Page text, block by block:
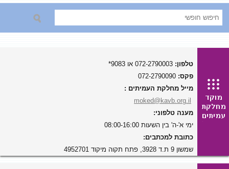
טלפון:
פקס:
מייל מחלקת העמיתים :
moked@kavb.org.il
מענה טלפוני:
ימי א'-ה' בין השעות 08:00-16:00
כתובת למכתבים:
שמשון 9 ת.ד 3928, פתח תקוה מיקוד 4952701